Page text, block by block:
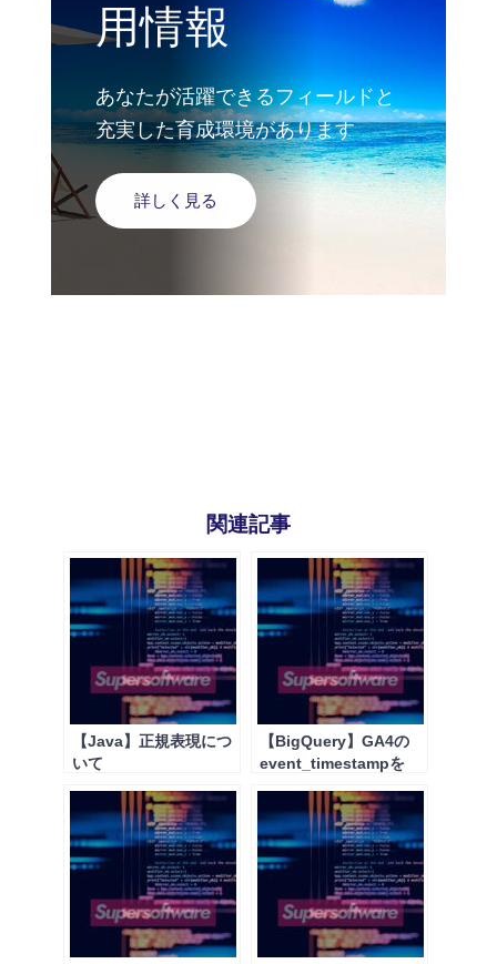
用情報
あなたが活躍できるフィールドと
充実した育成環境があります
詳しく見る
関連記事
【Java】正規表現につ
いて
【BigQuery】GA4の
event_timestampを
式に変換する方法